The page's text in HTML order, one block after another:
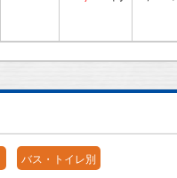
バス・トイレ別